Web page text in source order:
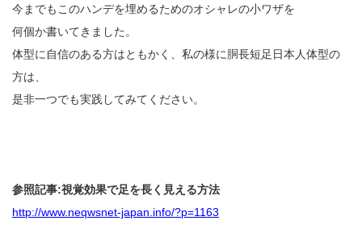
今までもこのハンデを埋めるためのオシャレの小ワザを
何個か書いてきました。
体型に自信のある方はともかく、私の様に胴長短足日本人体型の
方は、
是非一つでも実践してみてください。
参照記事:視覚効果で足を長く見える方法
http://www.neqwsnet-japan.info/?p=1163